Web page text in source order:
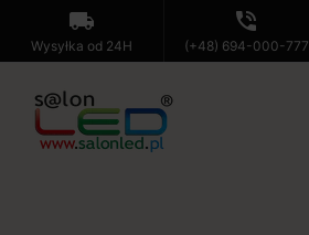
local_shipping
Wysyłka od 24H
phone_in_talk
(+48) 694-000-777